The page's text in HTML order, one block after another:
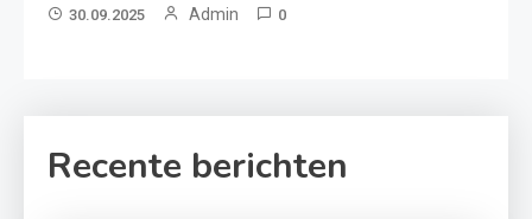
30.09.2025 Admin 0
Recente berichten